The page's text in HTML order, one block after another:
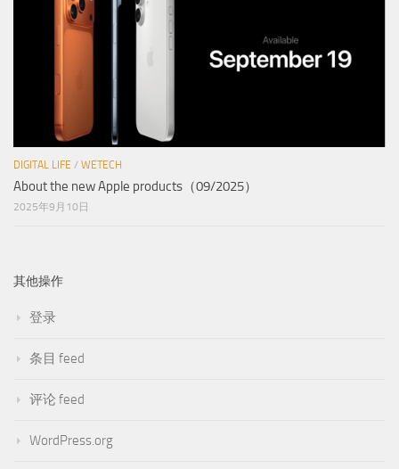
DIGITAL LIFE / WETECH
About the new Apple products（09/2025）
2025年9月10日
其他操作
登录
条目 feed
评论 feed
WordPress.org